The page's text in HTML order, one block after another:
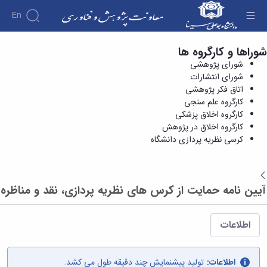
En
درباره
معاونت
درباره
معرفی
معاون
اهداف
و
وظایف
ساختار
سازمانی
مدیر
امور
پژوهشی
رئیس
کتابخانه
پژوهش
پژوهش
هفته
پژوهش
و
فناوری
تحقیقاتی
طرح
های
تحقیقاتی
فناوری و
کارآفرینی
مدیریت
کارگروه‌ها
مدیریت‌ها
و واحدها
کتابخانه
مرکزی
و
مرکز
اسناد
ها
فرم های
پژوهشی
فرم
ها
آیین
نامه
های
کرسی نظریه پردازی دانشگاه - معاونت پژوهش و
فناوری
شوراها و کارگروه ها
شورای پژوهشی
شورای انتشارات
اتاق فکر پژوهشی
کارگروه علم سنجی
کارگروه اخلاق پزشکی
کارگروه اخلاق در پژوهش
کرسی نظریه پردازی دانشگاه
آیین نامه حمایت از کرس های نظریه پردازی، نقد و مناظره
اطلاعات
اطلاعات: تولید پیشنمایش چند دقیقه طول می کشد.